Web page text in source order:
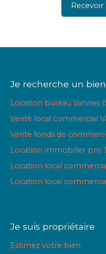
Recevoir
Je recherche un bien
Location bureau Vannes
Vente local commercial
Vente fonds de
Location immobilier pro
Location local
Location local
Je suis propriétaire
Estimez votre bien